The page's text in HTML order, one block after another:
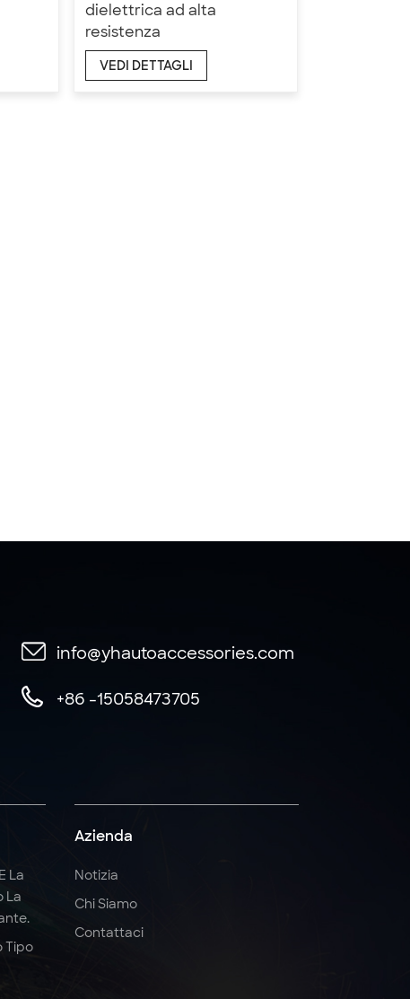
dielettrica ad alta
resistenza
VEDI DETTAGLI
info@yhautoaccessories.com
+86 -15058473705
La
La
Tipo
Azienda
Notizia
Chi Siamo
Contattaci